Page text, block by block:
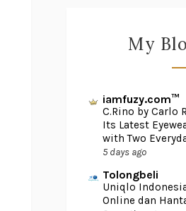
My
iamfuzy.com™
C.Rino by Carlo
Its Latest
with Two
5 days ago
Tolongbeli
Uniqlo
Online dan